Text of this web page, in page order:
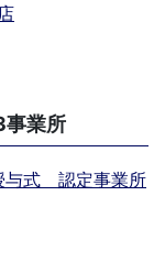
業所
与式 認定事業所